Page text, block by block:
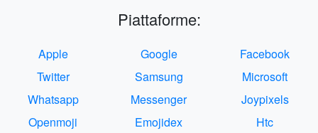
Piattaforme:
Apple Google
Facebook
Twitter
Samsung
Microsoft
Whatsapp
Messenger
Joypixels
Openmoji
Emojidex
Htc